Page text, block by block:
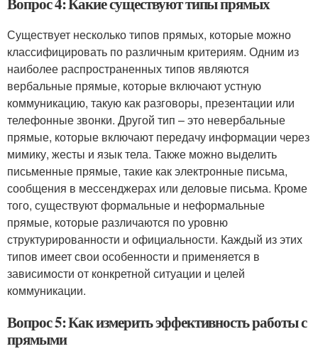
Существует несколько типов прямых, которые можно
классифицировать по различным критериям. Одним из
наиболее распространенных типов являются
вербальные прямые, которые включают устную
коммуникацию, такую как разговоры, презентации или
телефонные звонки. Другой тип – это невербальные
прямые, которые включают передачу информации через
мимику, жесты и язык тела. Также можно выделить
письменные прямые, такие как электронные письма,
сообщения в мессенджерах или деловые письма. Кроме
того, существуют формальные и неформальные
прямые, которые различаются по уровню
структурированности и официальности. Каждый из этих
типов имеет свои особенности и применяется в
зависимости от конкретной ситуации и целей
коммуникации.
Вопрос 5: Как измерить эффективность работы с
прямыми